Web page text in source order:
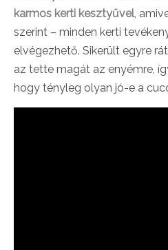
karmos kerti kesztyűvel,
szerint – minden kerti
elvégezhető. Sikerült egyre
az tette magát az enyémre,
hogy tényleg olyan jó-e a